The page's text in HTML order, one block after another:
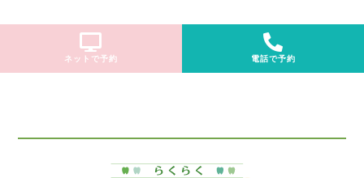
ネットで予約 電話で予約